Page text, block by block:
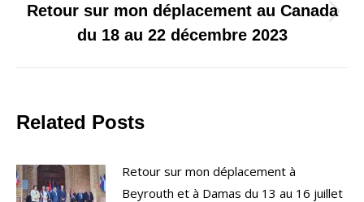
Onglet
suivant
Retour sur mon déplacement au Canada
du 18 au 22 décembre 2023
Related Posts
Retour sur mon déplacement à
Beyrouth et à Damas du 13 au 16 juillet